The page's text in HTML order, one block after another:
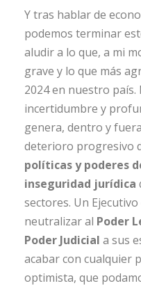
Y tras hablar de
podemos terminar
aludir a lo que, a mi
grave y lo que más
2024 en nuestro país.
incertidumbre y
genera, dentro y
deterioro progresivo
políticas y poderes
inseguridad jurídica
sectores. Un
neutralizar al Poder
Poder Judicial a sus
acabar con cualquier
optimista, que